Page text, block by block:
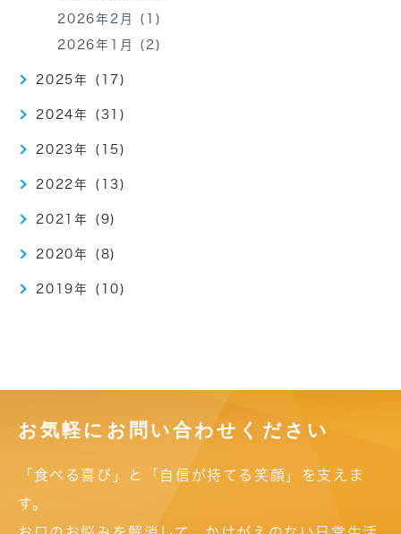
2026年2月 (1)
2026年1月 (2)
2025年 (17)
2024年 (31)
2023年 (15)
2022年 (13)
2021年 (9)
2020年 (8)
2019年 (10)
お気軽にお問い合わせください
「食べる喜び」と「自信が持てる笑顔」を支えま
す。